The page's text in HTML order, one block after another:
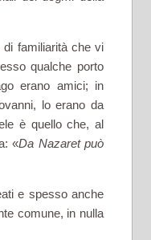
familiarità che vi
qualche porto
erano amici; in
lo erano da
è quello che, al
«Da Nazaret può
e spesso anche
comune, in nulla